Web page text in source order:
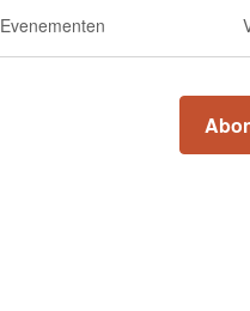
31 maart 2025 @ 14:00-15
Evenementen